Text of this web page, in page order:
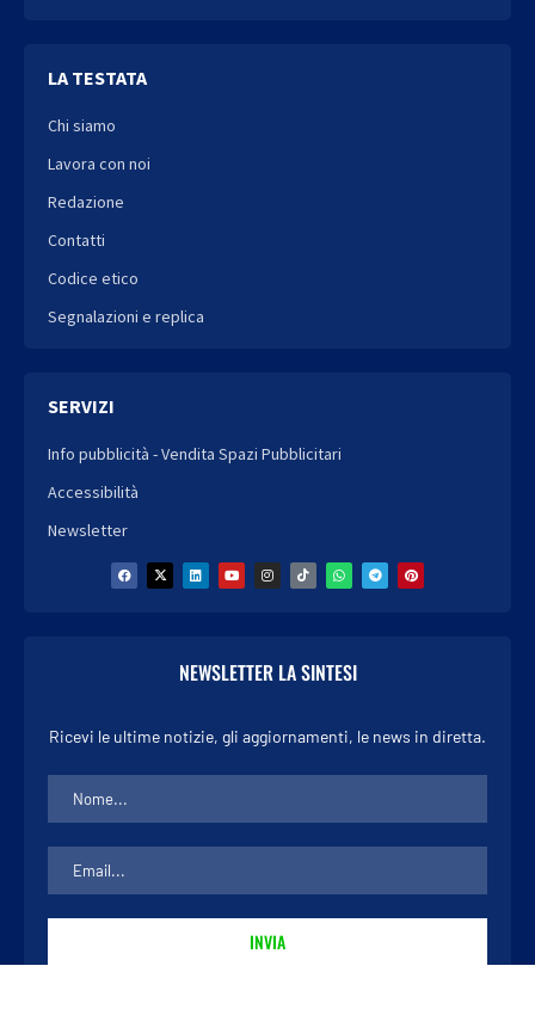
LA TESTATA
Chi siamo
Lavora con noi
Redazione
Contatti
Codice etico
Segnalazioni e replica
SERVIZI
Info pubblicità - Vendita Spazi Pubblicitari
Accessibilità
Newsletter
NEWSLETTER LA SINTESI
Ricevi le ultime notizie, gli aggiornamenti, le news in diretta.